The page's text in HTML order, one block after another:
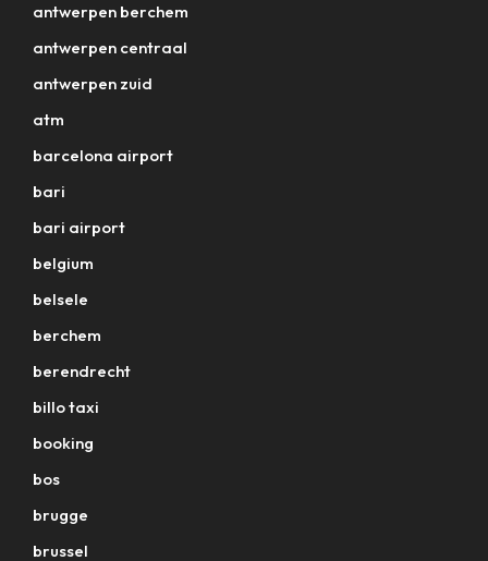
antwerpen berchem
antwerpen centraal
antwerpen zuid
atm
barcelona airport
bari
bari airport
belgium
belsele
berchem
berendrecht
billo taxi
booking
bos
brugge
brussel